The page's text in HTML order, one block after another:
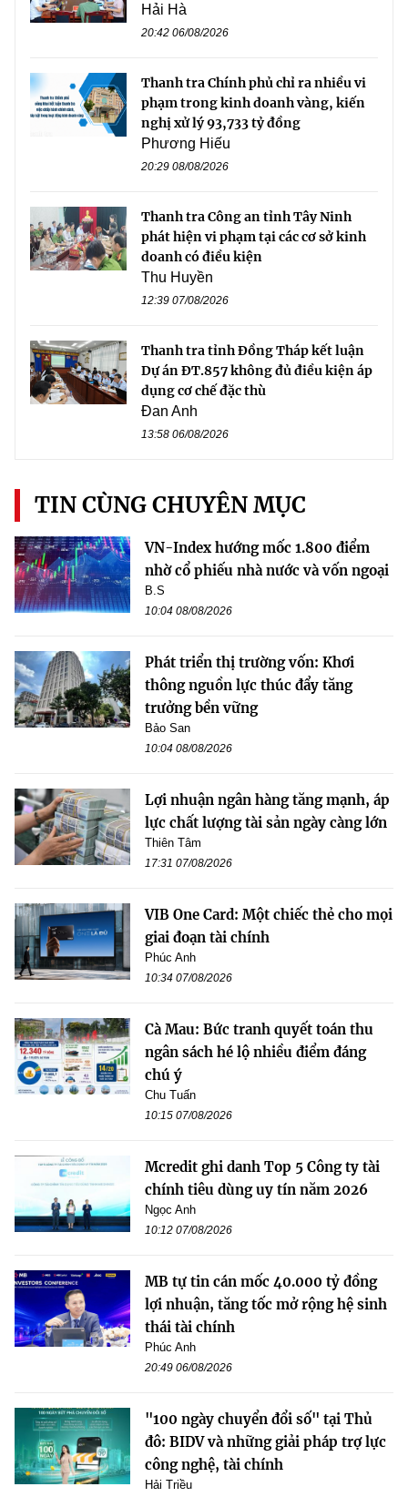
Hải Hà
20:42 06/08/2026
Thanh tra Chính phủ chỉ ra nhiều vi
phạm trong kinh doanh vàng, kiến
nghị xử lý 93,733 tỷ đồng
Phương Hiếu
20:29 08/08/2026
Thanh tra Công an tỉnh Tây Ninh
phát hiện vi phạm tại các cơ sở kinh
doanh có điều kiện
Thu Huyền
12:39 07/08/2026
Thanh tra tỉnh Đồng Tháp kết luận
Dự án ĐT.857 không đủ điều kiện áp
dụng cơ chế đặc thù
Đan Anh
13:58 06/08/2026
TIN CÙNG CHUYÊN MỤC
VN-Index hướng mốc 1.800 điểm
nhờ cổ phiếu nhà nước và vốn ngoại
B.S
10:04 08/08/2026
Phát triển thị trường vốn: Khơi
thông nguồn lực thúc đẩy tăng
trưởng bền vững
Bảo San
10:04 08/08/2026
Lợi nhuận ngân hàng tăng mạnh, áp
lực chất lượng tài sản ngày càng lớn
Thiên Tâm
17:31 07/08/2026
VIB One Card: Một chiếc thẻ cho mọi
giai đoạn tài chính
Phúc Anh
10:34 07/08/2026
Cà Mau: Bức tranh quyết toán thu
ngân sách hé lộ nhiều điểm đáng
chú ý
Chu Tuấn
10:15 07/08/2026
Mcredit ghi danh Top 5 Công ty tài
chính tiêu dùng uy tín năm 2026
Ngọc Anh
10:12 07/08/2026
MB tự tin cán mốc 40.000 tỷ đồng
lợi nhuận, tăng tốc mở rộng hệ sinh
thái tài chính
Phúc Anh
20:49 06/08/2026
"100 ngày chuyển đổi số" tại Thủ
đô: BIDV và những giải pháp trợ lực
công nghệ, tài chính
Hải Triều